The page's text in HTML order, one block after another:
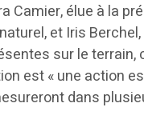
Camier, élue à la
et Iris
sur le terrain,
est « une action
dans